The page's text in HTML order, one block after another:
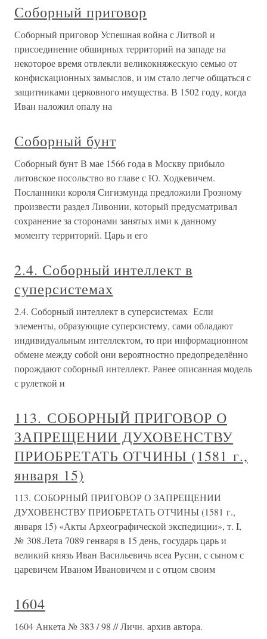
Соборный приговор
Соборный приговор Успешная война с Литвой и
присоединение обширных территорий на западе на
некоторое время отвлекли великокняжескую семью от
конфискационных замыслов, и им стало легче общаться с
защитниками церковного имущества. В 1502 году, когда
Иван наложил опалу на
Соборный бунт
Соборный бунт В мае 1566 года в Москву прибыло
литовское посольство во главе с Ю. Ходкевичем.
Посланники короля Сигизмунда предложили Грозному
произвести раздел Ливонии, который предусматривал
сохранение за сторонами занятых ими к данному
моменту территорий. Царь и его
2.4. Соборный интеллект в
суперсистемах
2.4. Соборный интеллект в суперсистемах Если
элементы, образующие суперсистему, сами обладают
индивидуальным интеллектом, то при информационном
обмене между собой они вероятностно предопределённо
порождают соборный интеллект. Ранее описанная модель
с рулеткой и
113. СОБОРНЫЙ ПРИГОВОР О
ЗАПРЕЩЕНИИ ДУХОВЕНСТВУ
ПРИОБРЕТАТЬ ОТЧИНЫ (1581 г.,
января 15)
113. СОБОРНЫЙ ПРИГОВОР О ЗАПРЕЩЕНИИ
ДУХОВЕНСТВУ ПРИОБРЕТАТЬ ОТЧИНЫ (1581 г.,
января 15) «Акты Археографической экспедиции», т. I,
№ 308.Лета 7089 генваря в 15 день, государь царь и
великий князь Иван Васильевичь всеа Русии, с сыном с
царевичем Иваном Ивановичем и с отцом своим
1604
1604 Анкета № 383 / 98 // Личн. архив автора.